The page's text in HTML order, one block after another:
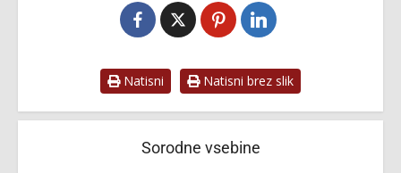
Natisni Natisni brez slik
Sorodne vsebine